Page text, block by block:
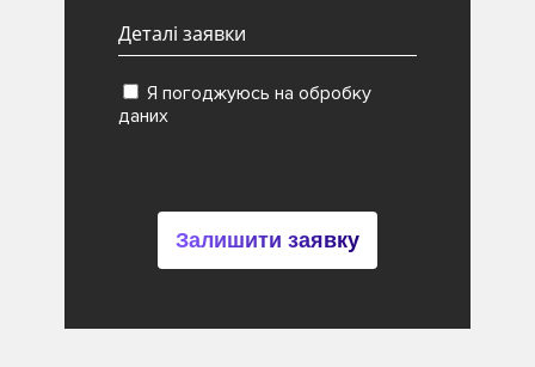
Я погоджуюсь на обробку
даних
Залишити заявку